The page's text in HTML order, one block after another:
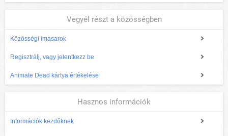
Vegyél részt a közösségben
Közösségi imasarok
Regisztrálj, vagy jelentkezz be
Animate Dead kártya értékelése
Hasznos információk
Információk kezdőknek